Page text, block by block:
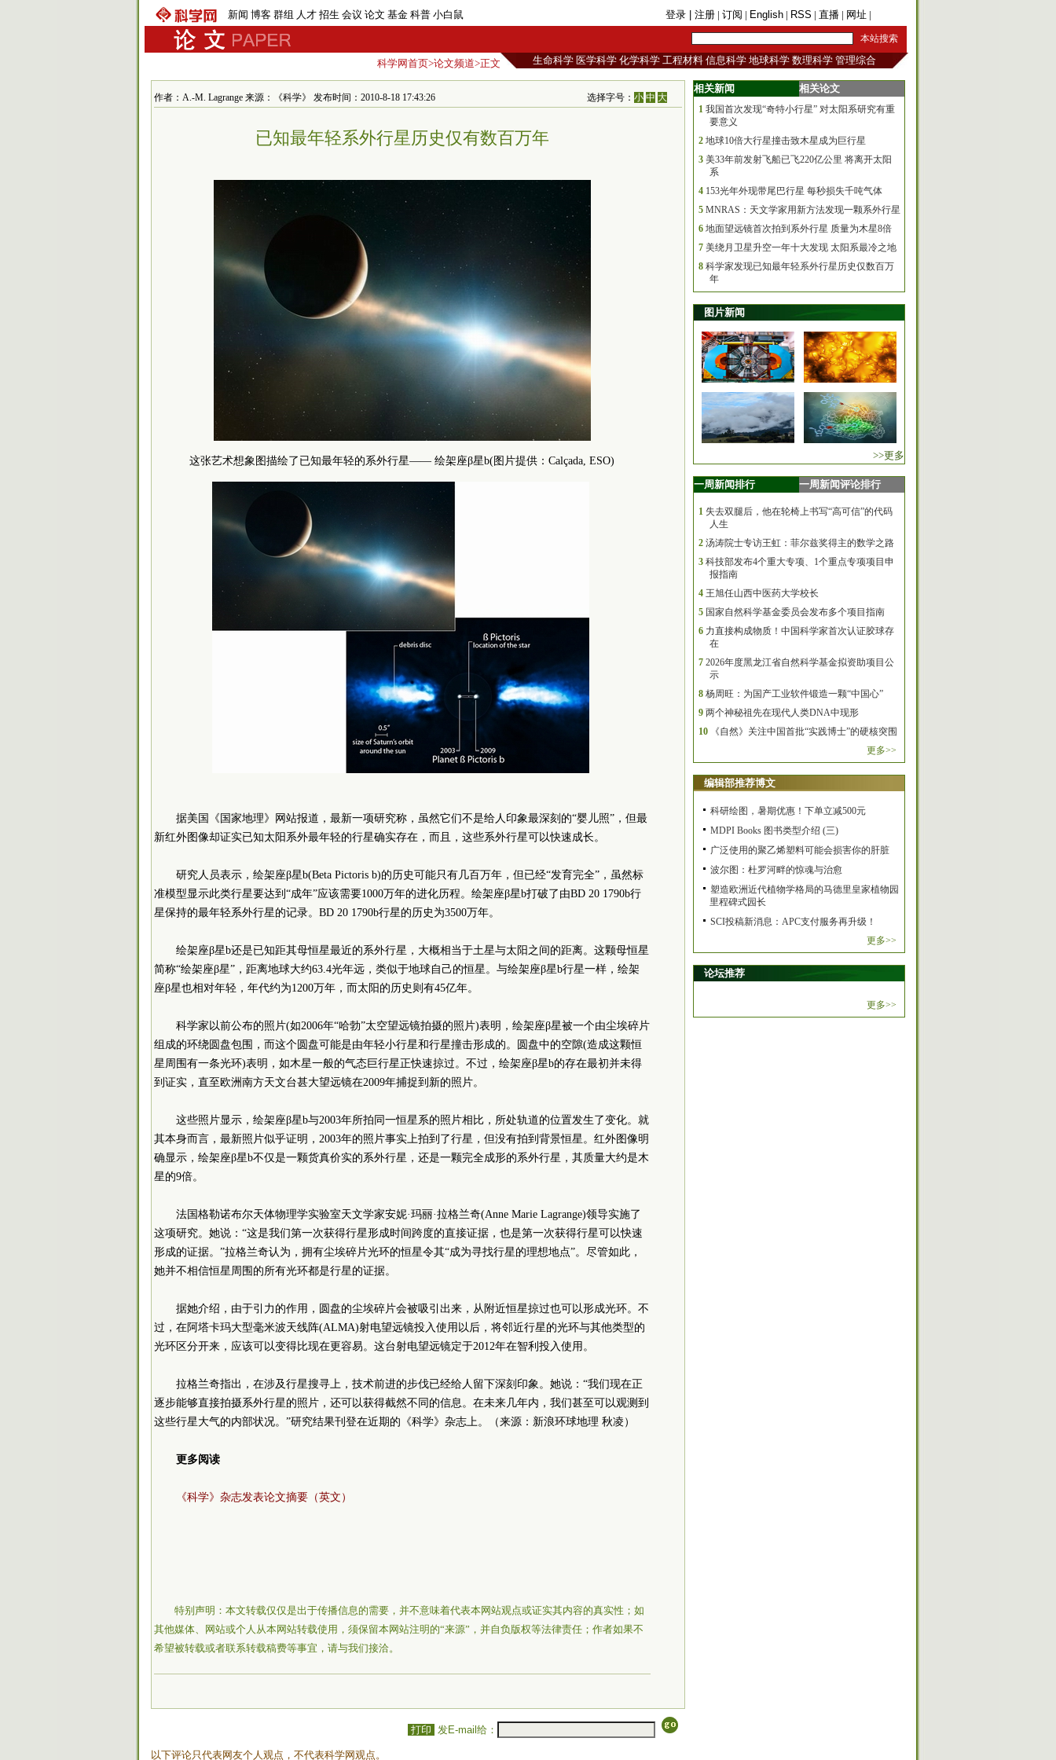
新闻 博客 群组 人才 招生 会议 论文 基金 科普 小白鼠 登录 | 注册 | 订阅 | English | RSS | 直播 | 网址 |
科学网首页>论文频道>正文 生命科学 医学科学 化学科学 工程材料 信息科学 地球科学 数理科学 管理综合
作者：A.-M. Lagrange 来源：《科学》 发布时间：2010-8-18 17:43:26 选择字号：小 中 大
已知最年轻系外行星历史仅有数百万年
这张艺术想象图描绘了已知最年轻的系外行星—— 绘架座β星b(图片提供：Calçada, ESO)
据美国《国家地理》网站报道，最新一项研究称，虽然它们不是给人印象最深刻的“婴儿照”，但最
新红外图像却证实已知太阳系外最年轻的行星确实存在，而且，这些系外行星可以快速成长。
研究人员表示，绘架座β星b(Beta Pictoris b)的历史可能只有几百万年，但已经“发育完全”，虽然标
准模型显示此类行星要达到“成年”应该需要1000万年的进化历程。绘架座β星b打破了由BD 20 1790b行
星保持的最年轻系外行星的记录。BD 20 1790b行星的历史为3500万年。
绘架座β星b还是已知距其母恒星最近的系外行星，大概相当于土星与太阳之间的距离。这颗母恒星
简称“绘架座β星”，距离地球大约63.4光年远，类似于地球自己的恒星。与绘架座β星b行星一样，绘架
座β星也相对年轻，年代约为1200万年，而太阳的历史则有45亿年。
科学家以前公布的照片(如2006年“哈勃”太空望远镜拍摄的照片)表明，绘架座β星被一个由尘埃碎片
组成的环绕圆盘包围，而这个圆盘可能是由年轻小行星和行星撞击形成的。圆盘中的空隙(造成这颗恒
星周围有一条光环)表明，如木星一般的气态巨行星正快速掠过。不过，绘架座β星b的存在最初并未得
到证实，直至欧洲南方天文台甚大望远镜在2009年捕捉到新的照片。
这些照片显示，绘架座β星b与2003年所拍同一恒星系的照片相比，所处轨道的位置发生了变化。就
其本身而言，最新照片似乎证明，2003年的照片事实上拍到了行星，但没有拍到背景恒星。红外图像明
确显示，绘架座β星b不仅是一颗货真价实的系外行星，还是一颗完全成形的系外行星，其质量大约是木
星的9倍。
法国格勒诺布尔天体物理学实验室天文学家安妮·玛丽·拉格兰奇(Anne Marie Lagrange)领导实施了
这项研究。她说：“这是我们第一次获得行星形成时间跨度的直接证据，也是第一次获得行星可以快速
形成的证据。”拉格兰奇认为，拥有尘埃碎片光环的恒星令其“成为寻找行星的理想地点”。尽管如此，
她并不相信恒星周围的所有光环都是行星的证据。
据她介绍，由于引力的作用，圆盘的尘埃碎片会被吸引出来，从附近恒星掠过也可以形成光环。不
过，在阿塔卡玛大型毫米波天线阵(ALMA)射电望远镜投入使用以后，将邻近行星的光环与其他类型的
光环区分开来，应该可以变得比现在更容易。这台射电望远镜定于2012年在智利投入使用。
拉格兰奇指出，在涉及行星搜寻上，技术前进的步伐已经给人留下深刻印象。她说：“我们现在正
逐步能够直接拍摄系外行星的照片，还可以获得截然不同的信息。在未来几年内，我们甚至可以观测到
这些行星大气的内部状况。”研究结果刊登在近期的《科学》杂志上。（来源：新浪环球地理 秋凌）
更多阅读
《科学》杂志发表论文摘要（英文）
特别声明：本文转载仅仅是出于传播信息的需要，并不意味着代表本网站观点或证实其内容的真实性；如
其他媒体、网站或个人从本网站转载使用，须保留本网站注明的“来源”，并自负版权等法律责任；作者如果不
希望被转载或者联系转载稿费等事宜，请与我们接洽。
打印 发E-mail给：
以下评论只代表网友个人观点，不代表科学网观点。
相关新闻 相关论文
1 我国首次发现“奇特小行星” 对太阳系研究有重
要意义
2 地球10倍大行星撞击致木星成为巨行星
3 美33年前发射飞船已飞220亿公里 将离开太阳
系
4 153光年外现带尾巴行星 每秒损失千吨气体
5 MNRAS：天文学家用新方法发现一颗系外行星
6 地面望远镜首次拍到系外行星 质量为木星8倍
7 美绕月卫星升空一年十大发现 太阳系最冷之地
8 科学家发现已知最年轻系外行星历史仅数百万
年
图片新闻
>>更多
一周新闻排行 一周新闻评论排行
1 失去双腿后，他在轮椅上书写“高可信”的代码
人生
2 汤涛院士专访王虹：菲尔兹奖得主的数学之路
3 科技部发布4个重大专项、1个重点专项项目申
报指南
4 王旭任山西中医药大学校长
5 国家自然科学基金委员会发布多个项目指南
6 力直接构成物质！中国科学家首次认证胶球存
在
7 2026年度黑龙江省自然科学基金拟资助项目公
示
8 杨周旺：为国产工业软件锻造一颗“中国心”
9 两个神秘祖先在现代人类DNA中现形
10
《自然》关注中国首批“实践博士”的硬核突围
更多>>
编辑部推荐博文
科研绘图，暑期优惠！下单立减500元
MDPI Books 图书类型介绍 (三)
广泛使用的聚乙烯塑料可能会损害你的肝脏
波尔图：杜罗河畔的惊魂与治愈
塑造欧洲近代植物学格局的马德里皇家植物园
里程碑式园长
SCI投稿新消息：APC支付服务再升级！
更多>>
论坛推荐
更多>>